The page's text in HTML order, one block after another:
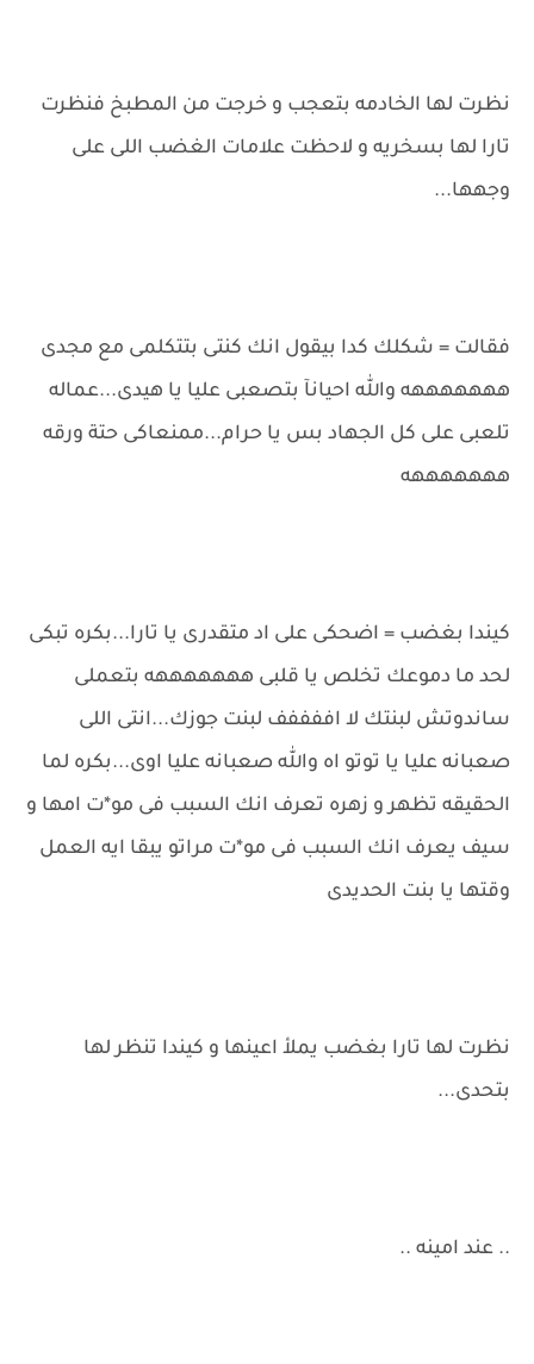
نظرت لها الخادمه بتعجب و خرجت من المطبخ فنظرت
تارا لها بسخريه و لاحظت علامات الغضب اللى على
وجهها...
فقالت = شكلك كدا بيقول انك كنتى بتتكلمى مع مجدى
هههههههه والله احيانآ بتصعبى عليا يا هيدى...عماله
تلعبى على كل الجهاد بس يا حرام...ممنعاكى حتة ورقه
هههههههه
كيندا بغضب = اضحكى على اد متقدرى يا تارا...بكره تبكى
لحد ما دموعك تخلص يا قلبى هههههههه بتعملى
ساندوتش لبنتك لا اففففف لبنت جوزك...انتى اللى
صعبانه عليا يا توتو اه والله صعبانه عليا اوى...بكره لما
الحقيقه تظهر و زهره تعرف انك السبب فى مو*ت امها و
سيف يعرف انك السبب فى مو*ت مراتو يبقا ايه العمل
وقتها يا بنت الحديدى
نظرت لها تارا بغضب يملأ اعينها و كيندا تنظر لها
بتحدى...
.. عند امينه ..